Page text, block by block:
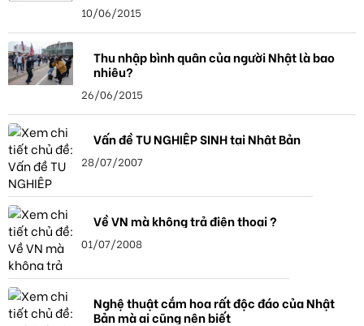
10/06/2015
Thu nhập bình quân của người Nhật là bao
nhiêu?
26/06/2015
Vấn đề TU NGHIỆP SINH tại Nhật Bản
28/07/2007
Về VN mà không trả điện thoại ?
01/07/2008
Nghệ thuật cắm hoa rất độc đáo của Nhật
Bản mà ai cũng nên biết